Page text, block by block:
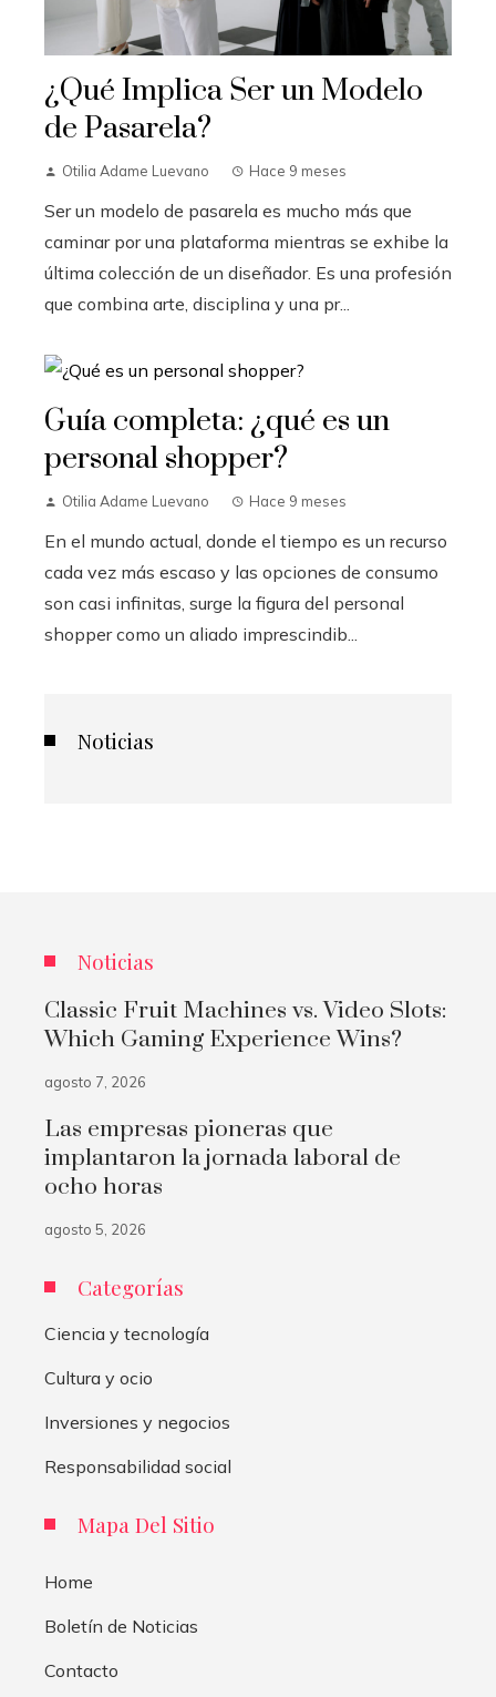
¿Qué Implica Ser un Modelo
de Pasarela?
Otilia Adame Luevano Hace 9 meses
Ser un modelo de pasarela es mucho más que
caminar por una plataforma mientras se exhibe la
última colección de un diseñador. Es una profesión
que combina arte, disciplina y una pr...
Guía completa: ¿qué es un
personal shopper?
Otilia Adame Luevano Hace 9 meses
En el mundo actual, donde el tiempo es un recurso
cada vez más escaso y las opciones de consumo
son casi infinitas, surge la figura del personal
shopper como un aliado imprescindib...
Noticias
Noticias
Classic Fruit Machines vs. Video Slots:
Which Gaming Experience Wins?
agosto 7, 2026
Las empresas pioneras que
implantaron la jornada laboral de
ocho horas
agosto 5, 2026
Categorías
Ciencia y tecnología
Cultura y ocio
Inversiones y negocios
Responsabilidad social
Mapa Del Sitio
Home
Boletín de Noticias
Contacto